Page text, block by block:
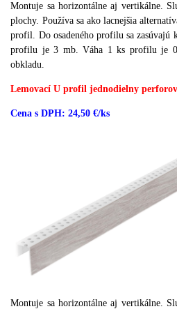
Montuje sa horizontálne aj vertikálne.
plochy. Používa sa ako lacnejšia
profil. Do osadeného profilu sa zasúvajú
profilu je 3 mb. Váha 1 ks profilu je
obkladu.
Lemovací U profil jednodielny
Cena s DPH: 24,50 €/ks
Montuje sa horizontálne aj vertikálne.